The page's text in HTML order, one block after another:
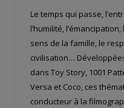
Le temps qui passe,
l’humilité,
sens de la famille, le
civilisation…
dans Toy Story, 1001
Versa et Coco, ces
conducteur à la